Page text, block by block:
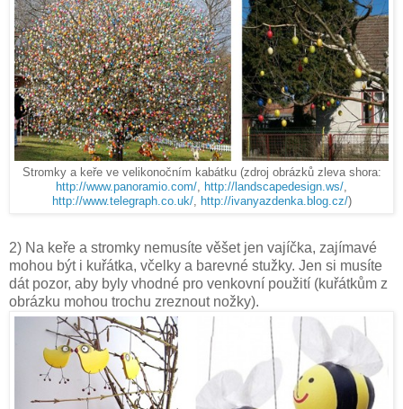
Stromky a keře ve velikonočním kabátku (zdroj obrázků zleva shora:
http://www.panoramio.com/
http://landscapedesign.ws/
http://www.telegraph.co.uk/, http://ivanyazdenka.blog.cz/)
2) Na keře a stromky nemusíte věšet jen vajíčka, zajímavé
mohou být i kuřátka, včelky a barevné stužky. Jen si musíte
dát pozor, aby byly vhodné pro venkovní použití (kuřátkům z
obrázku mohou trochu zreznout nožky).